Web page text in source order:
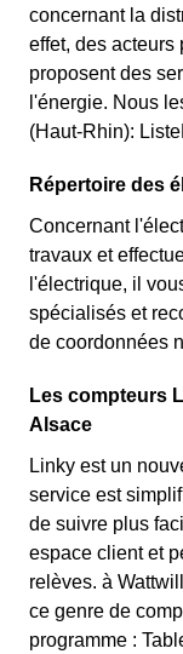
concernant la
effet, des
proposent des
l'énergie. Nous
(Haut-Rhin):
Répertoire des
Concernant
travaux et
l'électrique, il
spécialisés et
de coordonnées
Les compteurs
Alsace
Linky est un
service est
de suivre plus
espace client et
relèves. à
ce genre de
programme :